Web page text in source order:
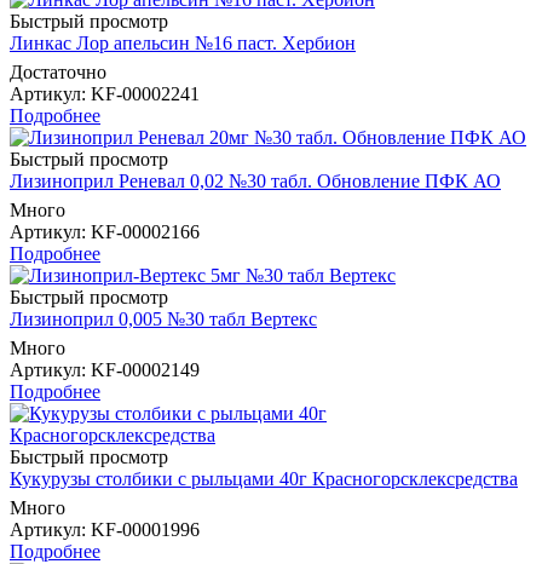
Быстрый просмотр
Линкас Лор апельсин №16 паст. Хербион
Достаточно
Артикул: KF-00002241
Подробнее
Быстрый просмотр
Лизиноприл Реневал 0,02 №30 табл. Обновление ПФК АО
Много
Артикул: KF-00002166
Подробнее
Быстрый просмотр
Лизиноприл 0,005 №30 табл Вертекс
Много
Артикул: KF-00002149
Подробнее
Быстрый просмотр
Кукурузы столбики с рыльцами 40г Красногорсклексредства
Много
Артикул: KF-00001996
Подробнее